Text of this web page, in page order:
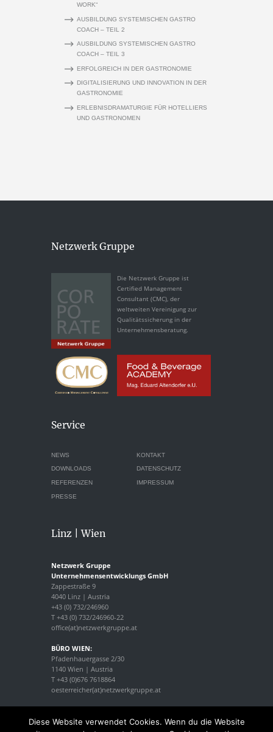
WORK“
AUSBILDUNG SYSTEMISCHEN GASTRO
COACH – TEIL 2
AUSBILDUNG SYSTEMISCHEN GASTRO
COACH – TEIL 3
ERFOLGREICH IN DER GASTRONOMIE
DIGITALISIERUNG UND INNOVATION IN DER
GASTRONOMIE
ERLEBNISDRAMATURGIE FÜR HOTELLIERS
UND GASTRONOMEN
Netzwerk Gruppe
Die Netzwerk Gruppe ist
Certified Management
Consultant (CMC), der
weltweiten Vereinigung zur
Qualitätssicherung in der
Unternehmensberatung.
Service
NEWS KONTAKT
DOWNLOADS DATENSCHUTZ
REFERENZEN IMPRESSUM
PRESSE
Linz | Wien
Netzwerk Gruppe
Unternehmensentwicklungs GmbH
Zappestraße 9
4040 Linz | Austria
+43 (0) 732/246960
T +43 (0) 732/246960-22
office(at)netzwerkgruppe.at
BÜRO WIEN:
Pfadenhauergasse 2/30
1140 Wien | Austria
T +43 (0)676 7618864
oesterreicher(at)netzwerkgruppe.at
Diese Website verwendet Cookies. Wenn du die Website